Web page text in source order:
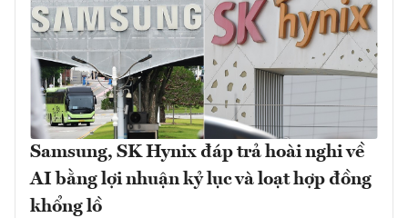
Samsung, SK Hynix đáp trả hoài nghi về
AI bằng lợi nhuận kỷ lục và loạt hợp đồng
khổng lồ